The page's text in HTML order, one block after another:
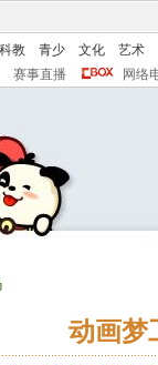
科教 青少 文化
艺术
赛事直播 网络
动画梦